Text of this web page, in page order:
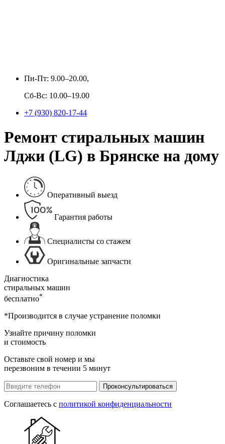
Пн-Пт: 9.00–20.00,
Сб-Вс: 10.00–19.00
+7 (930) 820-17-44
Ремонт стиральных машин
Лджи (LG) в Брянске на дому
Оперативный выезд
Гарантия работы
Специалисты со стажем
Оригинальные запчасти
Диагностика
стиральных машин
бесплатно*
*Производится в случае устранение поломки
Узнайте причину поломки
и стоимость
Оставьте свой номер и мы
перезвоним в течении 5 минут
Проконсультироваться
Соглашаетесь с политикой конфиденциальности